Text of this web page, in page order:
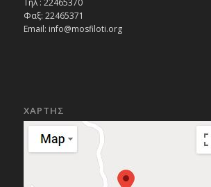
Φαξ: 22465371
Email: info@mosfiloti.org
ΧΑΡΤΗΣ